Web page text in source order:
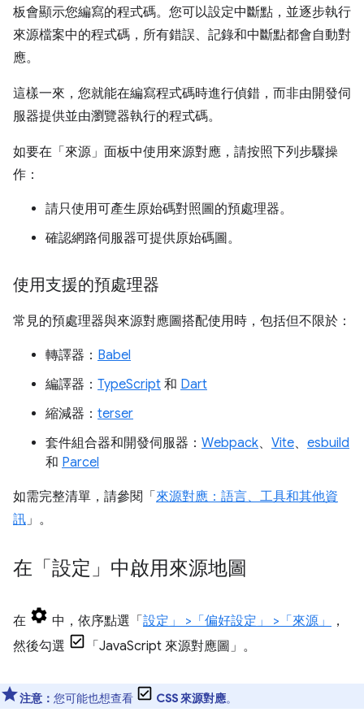
板會顯示您編寫的程式碼。您可以設定中斷點，並逐步執行
來源檔案中的程式碼，所有錯誤、記錄和中斷點都會自動對
應。
這樣一來，您就能在編寫程式碼時進行偵錯，而非由開發伺
服器提供並由瀏覽器執行的程式碼。
如要在「來源」 面板中使用來源對應，請按照下列步驟操
作：
請只使用可產生原始碼對照圖的預處理器。
確認網路伺服器可提供原始碼圖。
使用支援的預處理器
常見的預處理器與來源對應圖搭配使用時，包括但不限於：
轉譯器： Babel
編譯器： TypeScript 和 Dart
縮減器： terser
套件組合器和開發伺服器： Webpack、 Vite、 esbuild
和 Parcel
如需完整清單，請參閱「 來源對應：語言、工具和其他資
訊」。
在「設定」中啟用來源地圖
在 中，依序點選「 設定」 >「偏好設定」 >「來源」
，
然後勾選
「JavaScript 來源對應圖」 。
注意： 您可能也想查看 CSS 來源對應。